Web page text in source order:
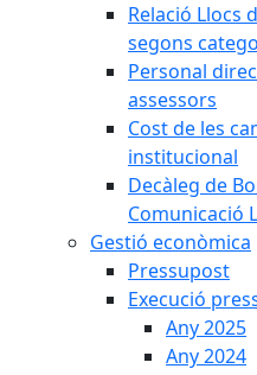
Relació Llocs
segons
Personal
assessors
Cost de les
institucional
Decàleg de
Comunicació
Gestió econòmica
Pressupost
Execució
Any 2025
Any 2024